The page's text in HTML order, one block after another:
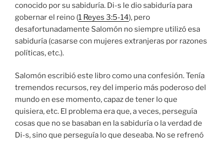
conocido por su sabiduría. Di-s le dio sabiduría para
gobernar el reino (1 Reyes 3:5-14), pero
desafortunadamente Salomón no siempre utilizó esa
sabiduría (casarse con mujeres extranjeras por razones
políticas, etc.).
Salomón escribió este libro como una confesión. Tenía
tremendos recursos, rey del imperio más poderoso del
mundo en ese momento, capaz de tener lo que
quisiera, etc. El problema era que, a veces, perseguía
cosas que no se basaban en la sabiduría o la verdad de
Di-s, sino que perseguía lo que deseaba. No se refrenó